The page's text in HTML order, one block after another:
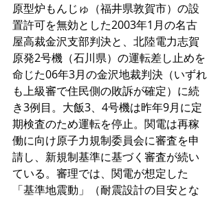
原型炉もんじゅ（福井県敦賀市）の設
置許可を無効とした2003年1月の名古
屋高裁金沢支部判決と、北陸電力志賀
原発2号機（石川県）の運転差し止めを
命じた06年3月の金沢地裁判決（いずれ
も上級審で住民側の敗訴が確定）に続
き3例目。大飯3、4号機は昨年9月に定
期検査のため運転を停止。関電は再稼
働に向け原子力規制委員会に審査を申
請し、新規制基準に基づく審査が続い
ている。審理では、関電が想定した
「基準地震動」（耐震設計の目安とな